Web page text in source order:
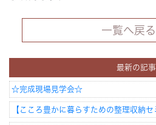
一覧へ戻る
最新の記事
☆完成現場見学会☆
【こころ豊かに暮らすための整理収納